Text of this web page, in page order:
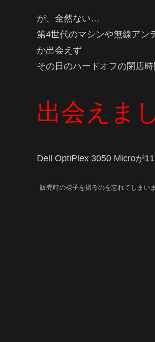
が、全然ない…
第4世代のマシンや無線アン
か出会えず
その日のハードオフの閉店
出会えま
Dell OptiPlex 3050 Microが
販売時の様子を撮るのを忘れてしまい